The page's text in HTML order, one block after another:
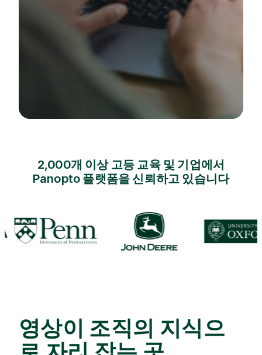
2,000개 이상 고등 교육 및 기업에서
Panopto 플랫폼을 신뢰하고 있습니다
영상이 조직의 지식으